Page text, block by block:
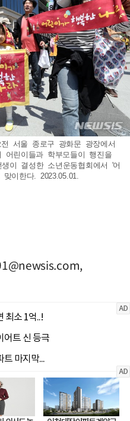
서울 종로구 광화문 광장에서
어린이들과 학부모들이 행진을
이 결성한 소년운동협회에서 '어
이한다. 2023.05.01.
,